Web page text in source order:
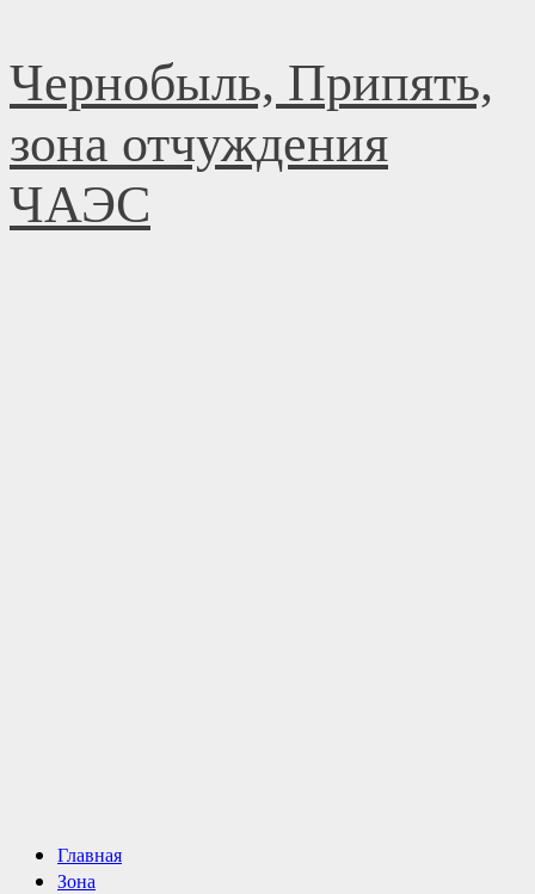
Перейти
к
содержимому
Чернобыль, Припять,
зона отчуждения
ЧАЭС
Основное
меню
Главная
Зона